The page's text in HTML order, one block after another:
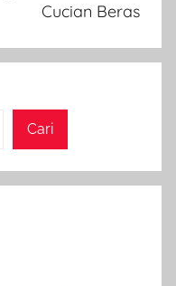
Cucian Beras
Cari